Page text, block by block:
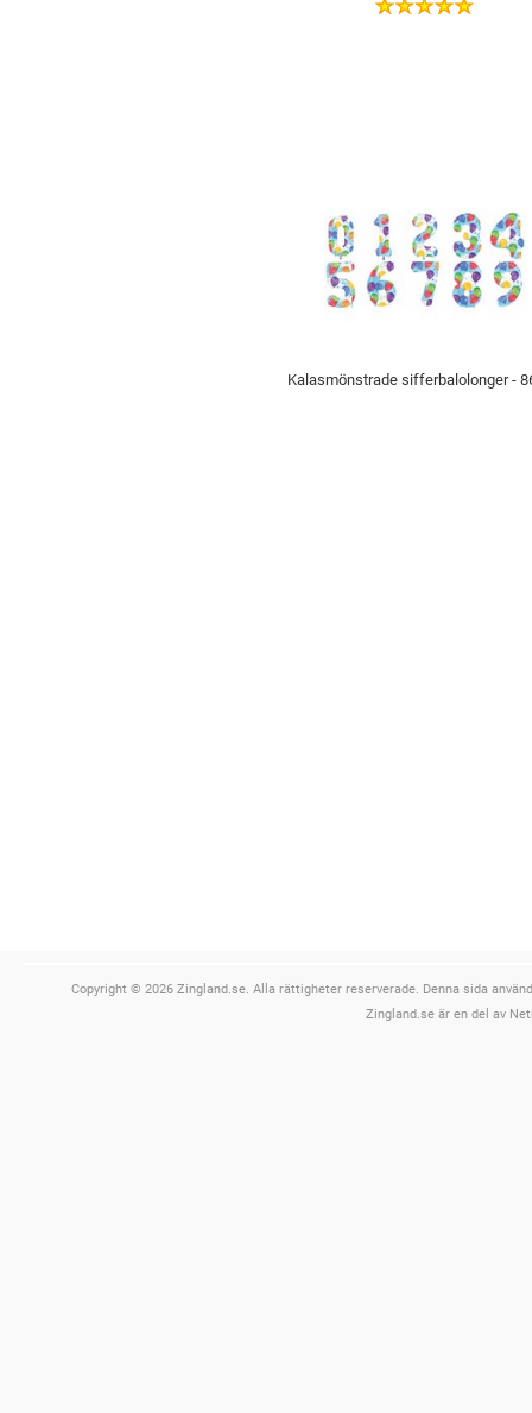
Kalasmönstrade sifferbalolonger -
Copyright © 2026 Zingland.se. Alla rättigheter reserverade. Denna sida
Zingland.se är en del av